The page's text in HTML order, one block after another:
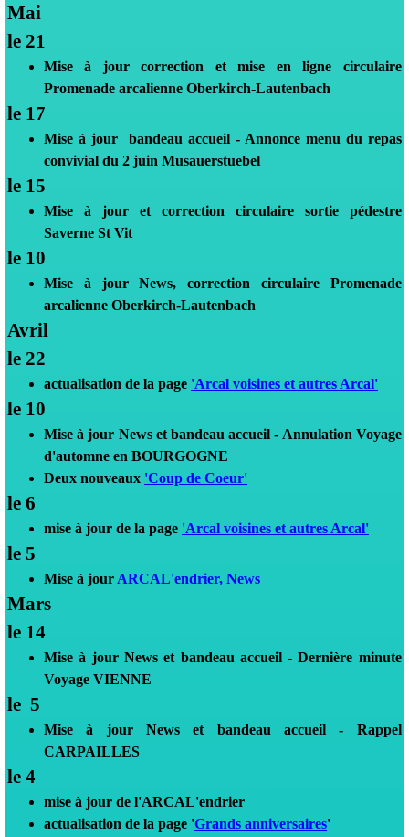
Mai
le 21
Mise à jour correction et mise en ligne circulaire
Promenade arcalienne Oberkirch-Lautenbach
le 17
Mise à jour bandeau accueil - Annonce menu du repas
convivial du 2 juin Musauerstuebel
le 15
Mise à jour et correction circulaire sortie pédestre
Saverne St Vit
le 10
Mise à jour News, correction circulaire Promenade
arcalienne Oberkirch-Lautenbach
Avril
le 22
actualisation de la page 'Arcal voisines et autres Arcal'
le 10
Mise à jour News et bandeau accueil - Annulation Voyage
d'automne en BOURGOGNE
Deux nouveaux 'Coup de Coeur'
le 6
mise à jour de la page 'Arcal voisines et autres Arcal'
le 5
Mise à jour ARCAL'endrier, News
Mars
le 14
Mise à jour News et bandeau accueil -Dernière minute
Voyage VIENNE
le 5
Mise à jour News et bandeau accueil - Rappel
CARPAILLES
le 4
mise à jour de l'ARCAL'endrier
actualisation de la page 'Grands anniversaires'